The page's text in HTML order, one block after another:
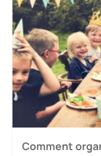
Comment